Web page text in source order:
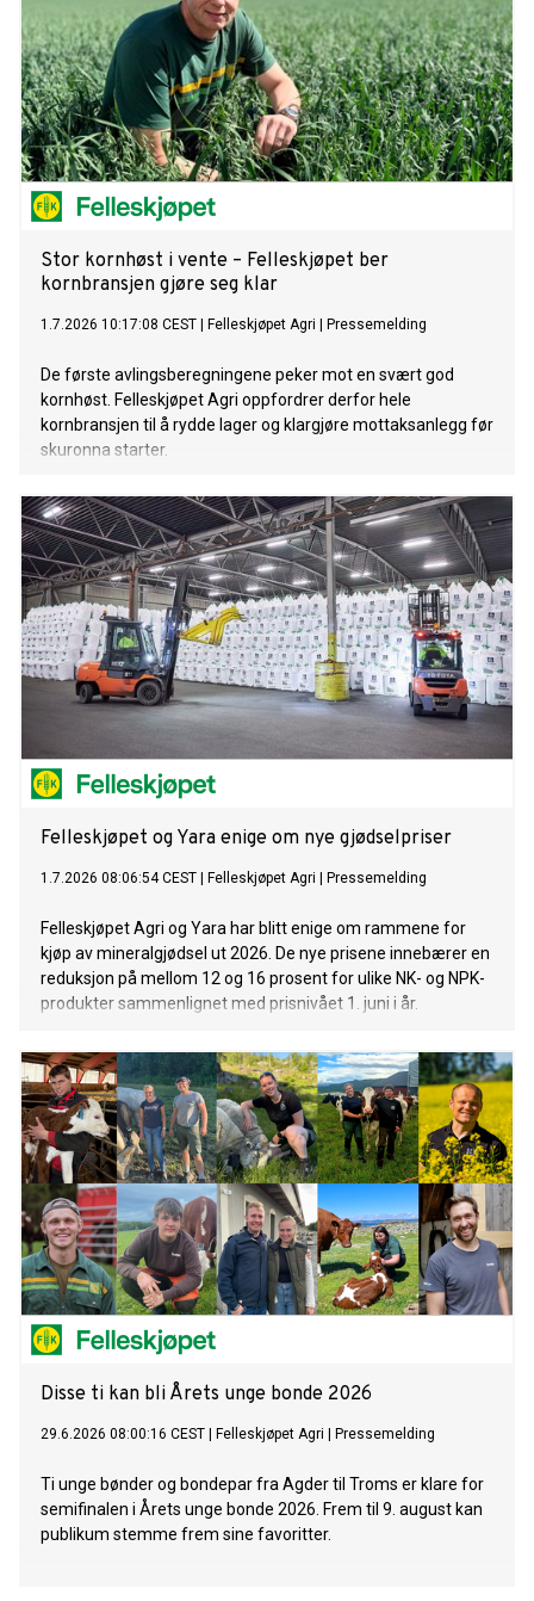
Stor kornhøst i vente – Felleskjøpet ber
kornbransjen gjøre seg klar
1.7.2026 10:17:08 CEST Felleskjøpet Agri Pressemelding
De første avlingsberegningene peker mot en svært god
kornhøst. Felleskjøpet Agri oppfordrer derfor hele
kornbransjen til å rydde lager og klargjøre mottaksanlegg før
skuronna starter.
Felleskjøpet og Yara enige om nye gjødselpriser
1.7.2026 08:06:54 CEST Felleskjøpet Agri Pressemelding
Felleskjøpet Agri og Yara har blitt enige om rammene for
kjøp av mineralgjødsel ut 2026. De nye prisene innebærer en
reduksjon på mellom 12 og 16 prosent for ulike NK- og NPK-
produkter sammenlignet med prisnivået 1. juni i år.
Disse ti kan bli Årets unge bonde 2026
29.6.2026 08:00:16 CEST Felleskjøpet Agri Pressemelding
Ti unge bønder og bondepar fra Agder til Troms er klare for
semifinalen i Årets unge bonde 2026. Frem til 9. august kan
publikum stemme frem sine favoritter.